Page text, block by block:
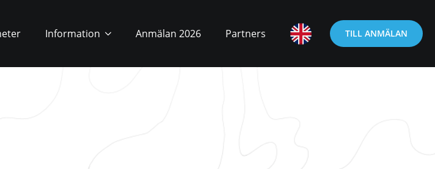
TILL ANMÄLAN
Information Anmälan 2026 Partners